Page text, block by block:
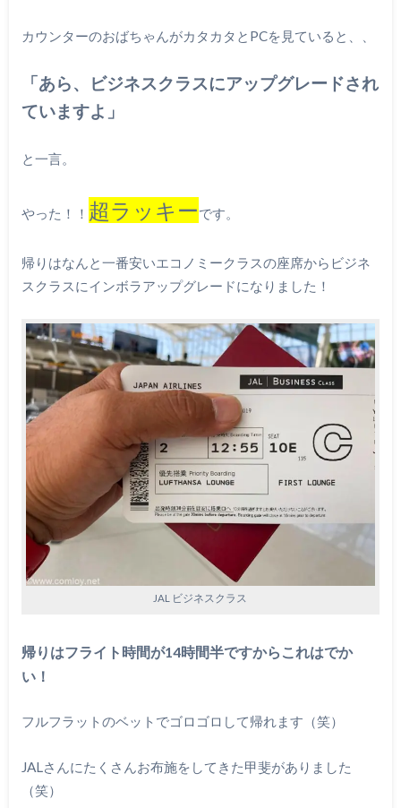
カウンターのおばちゃんがカタカタとPCを見ていると、、
「あら、ビジネスクラスにアップグレードされ
ていますよ」
と一言。
やった！！ 超ラッキーです。
帰りはなんと一番安いエコノミークラスの座席からビジネ
スクラスにインボラアップグレードになりました！
JAL ビジネスクラス
帰りはフライト時間が14時間半ですからこれはでか
い！
フルフラットのベットでゴロゴロして帰れます（笑）
JALさんにたくさんお布施をしてきた甲斐がありました
（笑）